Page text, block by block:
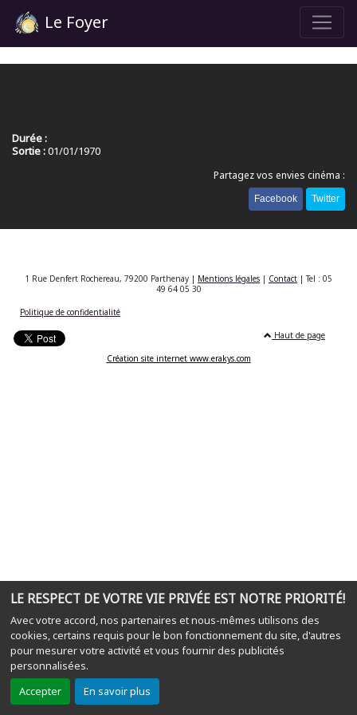
LE RESPECT DE VOTRE VIE PRIVÉE EST NOTRE PRIORITÉ!
Avec votre accord, nos partenaires et nous-mêmes utilisons des
cookies, certains requis pour le bon fonctionnement du site, d'autres
pour mesurer votre activité et vous fournir des publicités
personnalisées.
Accepter
En savoir plus
Le Foyer
Durée :
Sortie :01/01/1970
Partagez vos envies cinéma :
Facebook Twitter
1 Rue Denfert Rochereau, 79200 Parthenay | Mentions légales | Contact | Tel : 05
49 64 05 30
Politique de confidentialité
Haut de page
Création site internet www.erakys.com